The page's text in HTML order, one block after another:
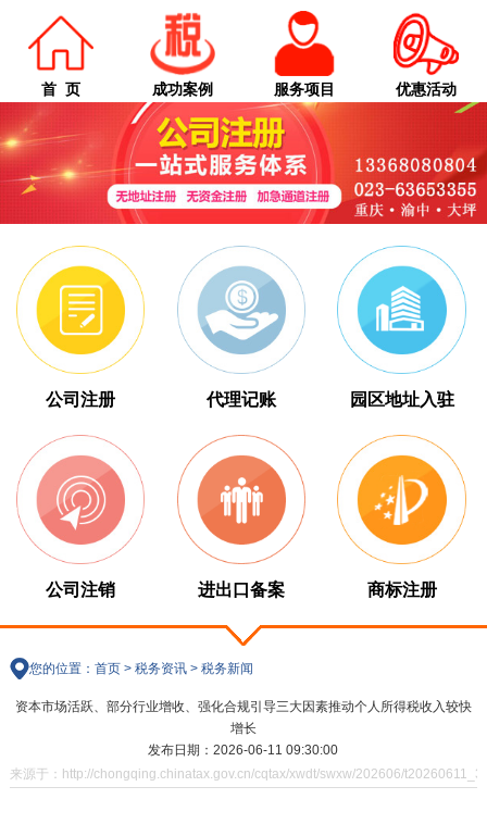
首 页 成功案例 服务项目 优惠活动
公司注册 代理记账 园区地址入驻
公司注销 进出口备案 商标注册
您的位置： 首页> 税务资讯> 税务新闻
资本市场活跃、部分行业增收、强化合规引导三大因素推动个人所得税收入较快
增长
发布日期：2026-06-11 09:30:00
来源于：http://chongqing.chinatax.gov.cn/cqtax/xwdt/swxw/202606/